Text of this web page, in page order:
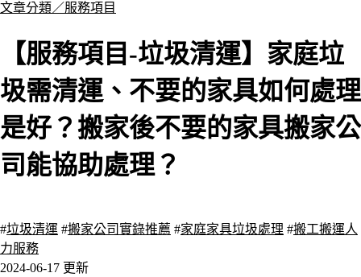
文章分類／服務項目
【服務項目-垃圾清運】家庭垃
圾需清運、不要的家具如何處理
是好？搬家後不要的家具搬家公
司能協助處理？
#垃圾清運 #搬家公司實錄推薦 #家庭家具垃圾處理 #搬工搬運人
力服務
2024-06-17 更新